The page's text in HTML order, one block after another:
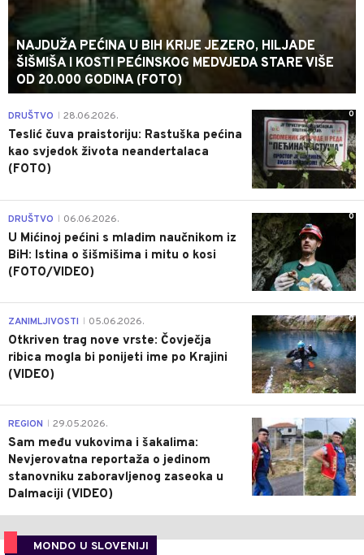
NAJDUŽA PEĆINA U BIH KRIJE JEZERO, HILJADE
ŠIŠMIŠA I KOSTI PEĆINSKOG MEDVJEDA STARE VIŠE
OD 20.000 GODINA (FOTO)
0
DRUŠTVO 28.06.2026.
Teslić čuva praistoriju: Rastuška pećina
kao svjedok života neandertalaca
(FOTO)
0
DRUŠTVO 06.06.2026.
U Mićinoj pećini s mladim naučnikom iz
BiH: Istina o šišmišima i mitu o kosi
(FOTO/VIDEO)
0
ZANIMLJIVOSTI 05.06.2026.
Otkriven trag nove vrste: Čovječja
ribica mogla bi ponijeti ime po Krajini
(VIDEO)
0
REGION 29.05.2026.
Sam među vukovima i šakalima:
Nevjerovatna reportaža o jedinom
stanovniku zaboravljenog zaseoka u
Dalmaciji (VIDEO)
MONDO U SLOVENIJI